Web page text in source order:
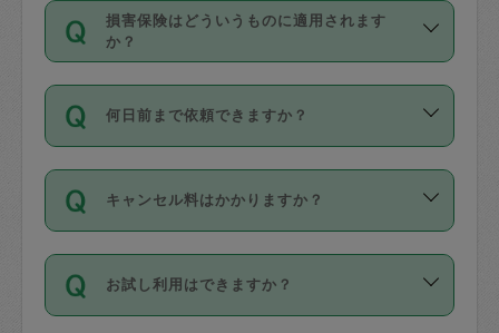
んにメッセージを送り調整してくださ
い。ただし、２時間を越えての調整はで
時間も被らない場合、損害保険の対象外
外での作業は対象外です。
係の専門職に従事されていた方、日本で
すでにハウスキーパーや英語の先生とし
てお仕事をしているフィリピン出身の
社員など様々なバックグラウンドの方が
登録しています。
日本語も話せる方など様々です。
ールに記載していますので、各自の得意
応募の際に、各自事務局との面接と説明
を行っています。その後、身分証明書の
写真提出をしていただいています。外国
確認しています。タスカジさんトレーニ
ング動画を使ったセルフトレーニングの
現場トライアルを受け、合格したタスカ
ジさんが活動されています。
※テストセンターの講評は１件目のレビュ
損害保険はどういうものに適用されます
か？
依頼者とタスカジさんとの間でタスカジ
を通して成立した作業時間内での作業に
適用されます。作業範囲は、掃除、洗
です。作業中に物を壊したり、人にけが
をさせたりした場合が対象で、補償金額
す。
何日前まで依頼できますか？
ご依頼は、現在を起点に3日後（72時間
以降）の日時から受付可能となっていま
す。
タスカジさんへ「募集」をかけることが
可能です。
キャンセル料はかかりますか？
キャンセル料には、以下の2種類がありま
す。
お試し利用はできますか？